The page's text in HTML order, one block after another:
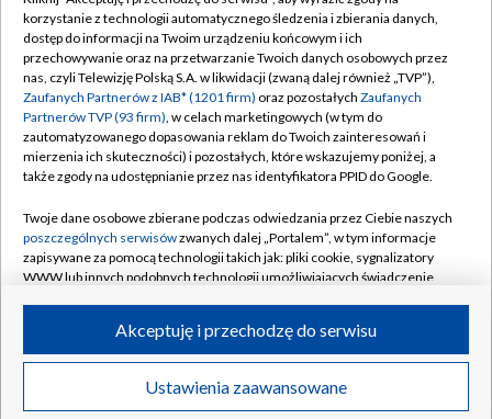
TVP
Abonament TVP
Emisja w TVP
Centrum informacji TVP
Naziemna Telewizja Cyfrowa
Rada Programowa
System NOS
Informacje o nadawcy
Program dla prasy
Ogłoszenie przetargowe
Regulamin TVP
Polityka prywatności
Moje zgody
Pomoc
Kontakt
Kanały
©2026 Telewizja Polska S.A. w likwidacji
korzystanie z technologii automatycznego śledzenia i zbierania danych,
dostęp do informacji na Twoim urządzeniu końcowym i ich
przechowywanie oraz na przetwarzanie Twoich danych osobowych przez
nas, czyli Telewizję Polską S.A. w likwidacji (zwaną dalej również „TVP”),
Zaufanych Partnerów z IAB* (1201 firm) oraz pozostałych Zaufanych
Partnerów TVP (93 firm), w celach marketingowych (w tym do
zautomatyzowanego dopasowania reklam do Twoich zainteresowań i
mierzenia ich skuteczności) i pozostałych, które wskazujemy poniżej, a
także zgody na udostępnianie przez nas identyfikatora PPID do Google.
Twoje dane osobowe zbierane podczas odwiedzania przez Ciebie naszych
poszczególnych serwisówzwanych dalej „Portalem”, w tym informacje
zapisywane za pomocą technologii takich jak: pliki cookie, sygnalizatory
WWW lub innych podobnych technologii umożliwiających świadczenie
ruchu w Internecie.
Twoje dane osobowe zbierane podczas odwiedzania przez Ciebie
poszczególnych serwisówna Portalu, takie jak adresy IP, identyfikatory
Ustawienia zaawansowane
Akceptuję i przechodzę do serwisu